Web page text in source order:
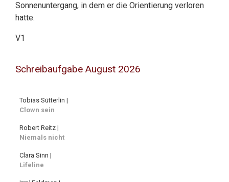
Sonnenuntergang, in dem er die Orientierung verloren
hatte.
V1
Schreibaufgabe August 2026
Tobias Sütterlin |
Clown sein
Robert Reitz |
Niemals nicht
Clara Sinn |
Lifeline